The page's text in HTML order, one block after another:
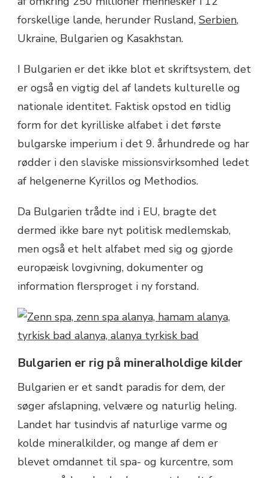
forskellige lande, herunder Rusland, Serbien,
Ukraine, Bulgarien og Kasakhstan.
I Bulgarien er det ikke blot et skriftsystem, det
er også en vigtig del af landets kulturelle og
nationale identitet. Faktisk opstod en tidlig
form for det kyrilliske alfabet i det første
bulgarske imperium i det 9. århundrede og har
rødder i den slaviske missionsvirksomhed ledet
af helgenerne Kyrillos og Methodios.
Da Bulgarien trådte ind i EU, bragte det
dermed ikke bare nyt politisk medlemskab,
men også et helt alfabet med sig og gjorde
europæisk lovgivning, dokumenter og
information flersproget i ny forstand.
Bulgarien er rig på mineralholdige kilder
Bulgarien er et sandt paradis for dem, der
søger afslapning, velvære og naturlig heling.
Landet har tusindvis af naturlige varme og
kolde mineralkilder, og mange af dem er
blevet omdannet til spa- og kurcentre, som